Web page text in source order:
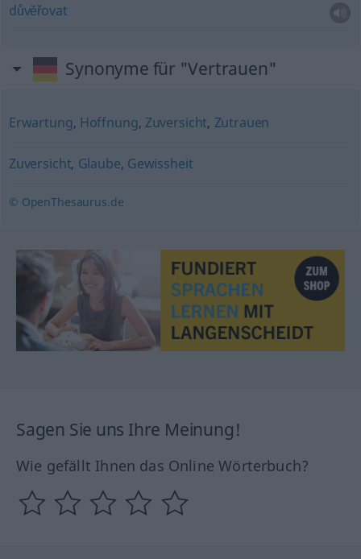
důvĕřovat
Synonyme für "Vertrauen"
Erwartung, Hoffnung, Zuversicht, Zutrauen
Zuversicht, Glaube, Gewissheit
© OpenThesaurus.de
Sagen Sie uns Ihre Meinung!
Wie gefällt Ihnen das Online Wörterbuch?